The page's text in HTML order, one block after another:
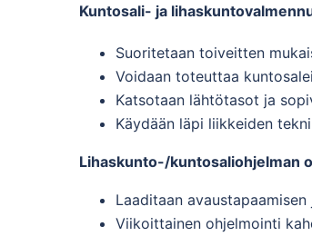
Kuntosali- ja
Suoritetaan toiveitten
Voidaan toteuttaa
Katsotaan lähtötasot ja
Käydään läpi liikkeiden
Lihaskunto-/kuntosaliohjelman
Laaditaan
Viikoittainen ohjelmointi